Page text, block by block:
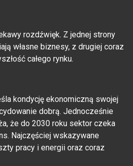
rozdźwięk. Z jednej strony
własne biznesy, z drugiej coraz
całego rynku.
kondycję ekonomiczną swojej
dobrą. Jednocześnie
że do 2030 roku sektor czeka
Najczęściej wskazywane
pracy i energii oraz coraz